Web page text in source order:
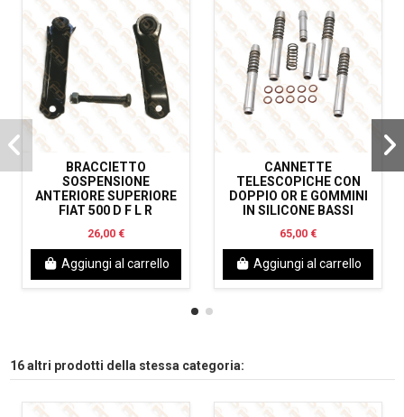
BRACCIETTO
SOSPENSIONE
ANTERIORE SUPERIORE
FIAT 500 D F L R
26,00 €
Aggiungi al carrello
CANNETTE
TELESCOPICHE CON
DOPPIO OR E GOMMINI
IN SILICONE BASSI
65,00 €
Aggiungi al carrello
16 altri prodotti della stessa categoria: